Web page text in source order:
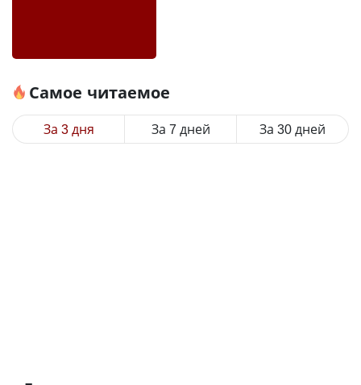
Самое читаемое
За 3 дня За 7 дней За 30 дней